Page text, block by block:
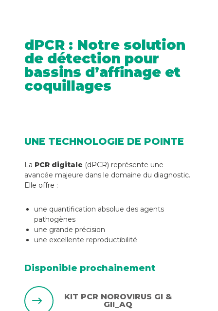
dPCR : Notre solution
de détection pour
bassins d’affinage et
coquillages
UNE TECHNOLOGIE DE POINTE
La PCR digitale (dPCR) représente une
avancée majeure dans le domaine du diagnostic.
Elle offre :
une quantification absolue des agents
pathogènes
une grande précision
une excellente reproductibilité
Disponible prochainement
KIT PCR NOROVIRUS GI &
GII_AQ